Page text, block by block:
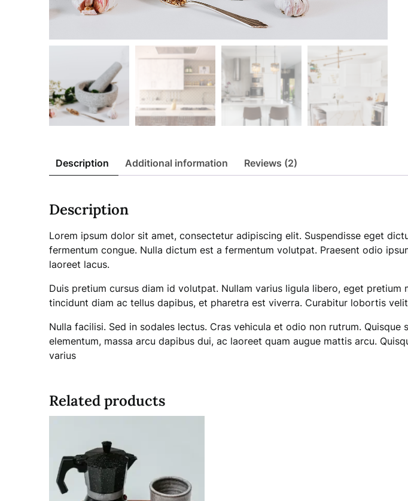
Description Additional information Reviews (2)
Description
Lorem ipsum dolor sit amet, consectetur adipiscing elit. Suspendisse eget
fermentum congue. Nulla dictum est a fermentum volutpat. Praesent odio
laoreet lacus.
Duis pretium cursus diam id volutpat. Nullam varius ligula libero, eget pretium
tincidunt diam ac tellus dapibus, et pharetra est viverra. Curabitur lobortis
Nulla facilisi. Sed in sodales lectus. Cras vehicula et odio non rutrum. Quisque
elementum, massa arcu dapibus dui, ac laoreet quam augue mattis arcu.
varius
Related products